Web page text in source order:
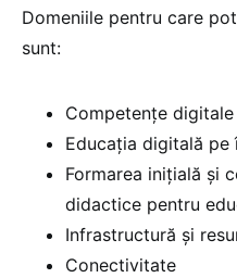
Domeniile pentru care
sunt:
Competențe
Educația digitală
Formarea inițială și
didactice pentru
Infrastructură și
Conectivitate